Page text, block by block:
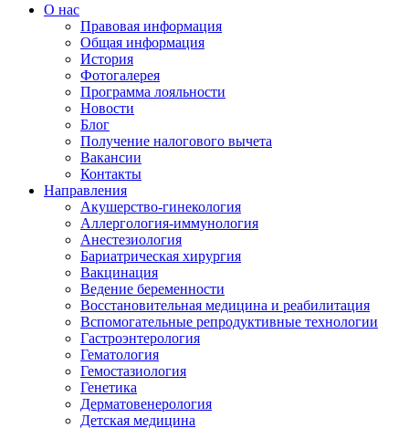
О нас
Правовая информация
Общая информация
История
Фотогалерея
Программа лояльности
Новости
Блог
Получение налогового вычета
Вакансии
Контакты
Направления
Акушерство-гинекология
Аллергология-иммунология
Анестезиология
Бариатрическая хирургия
Вакцинация
Ведение беременности
Восстановительная медицина и реабилитация
Вспомогательные репродуктивные технологии
Гастроэнтерология
Гематология
Гемостазиология
Генетика
Дерматовенерология
Детская медицина